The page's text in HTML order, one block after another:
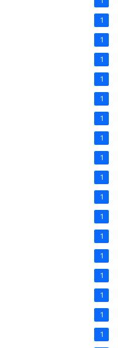
1
1
1
1
1
1
1
1
1
1
1
1
1
1
1
1
1